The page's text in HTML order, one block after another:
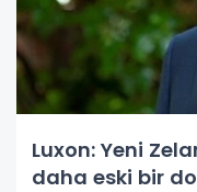
Luxon: Yeni
daha eski bir